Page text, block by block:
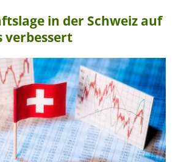
in der Schweiz auf
verbessert